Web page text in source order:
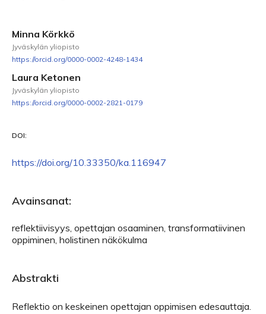
Minna Körkkö
Jyväskylän yliopisto
https://orcid.org/0000-0002-4248-1434
Laura Ketonen
Jyväskylän yliopisto
https://orcid.org/0000-0002-2821-0179
DOI:
https://doi.org/10.33350/ka.116947
Avainsanat:
reflektiivisyys, opettajan osaaminen, transformatiivinen
oppiminen, holistinen näkökulma
Abstrakti
Reflektio on keskeinen opettajan oppimisen edesauttaja.